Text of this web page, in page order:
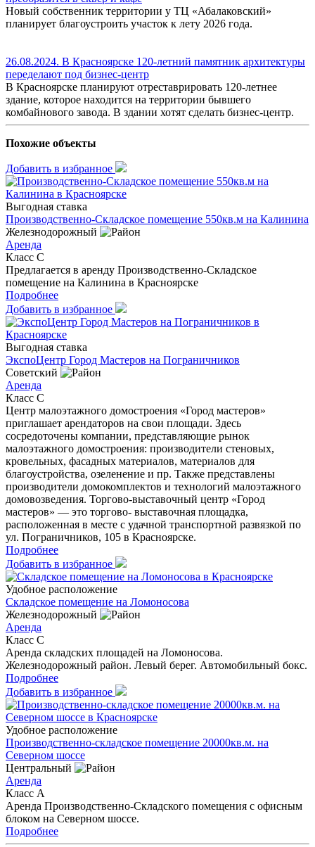
Новый собственник территории у ТЦ «Абалаковский»
планирует благоустроить участок к лету 2026 года.
26.08.2024. В Красноярске 120-летний памятник архитектуры
переделают под бизнес-центр
В Красноярске планируют отреставрировать 120-летнее
здание, которое находится на территории бывшего
комбайнового завода. В здании хотят сделать бизнес-центр.
Похожие объекты
Добавить в избранное
Выгодная ставка
Производственно-Складское помещение 550кв.м на Калинина
Железнодорожный
Аренда
Класс C
Предлагается в аренду Производственно-Складское
помещение на Калинина в Красноярске
Подробнее
Добавить в избранное
Выгодная ставка
ЭкспоЦентр Город Мастеров на Пограничников
Советский
Аренда
Класс C
Центр малоэтажного домостроения «Город мастеров»
приглашает арендаторов на свои площади. Здесь
сосредоточены компании, представляющие рынок
малоэтажного домостроения: производители стеновых,
кровельных, фасадных материалов, материалов для
благоустройства, озеленение и пр. Также представлены
производители домокомплектов и технологий малоэтажного
домовозведения. Торгово-выставочный центр «Город
мастеров» — это торгово- выставочная площадка,
расположенная в месте с удачной транспортной развязкой по
ул. Пограничников, 105 в Красноярске.
Подробнее
Добавить в избранное
Удобное расположение
Складское помещение на Ломоносова
Железнодорожный
Аренда
Класс C
Аренда складских площадей на Ломоносова.
Железнодорожный район. Левый берег. Автомобильный бокс.
Подробнее
Добавить в избранное
Удобное расположение
Производственно-складское помещение 20000кв.м. на
Северном шоссе
Центральный
Аренда
Класс A
Аренда Производственно-Складского помещения с офисным
блоком на Северном шоссе.
Подробнее